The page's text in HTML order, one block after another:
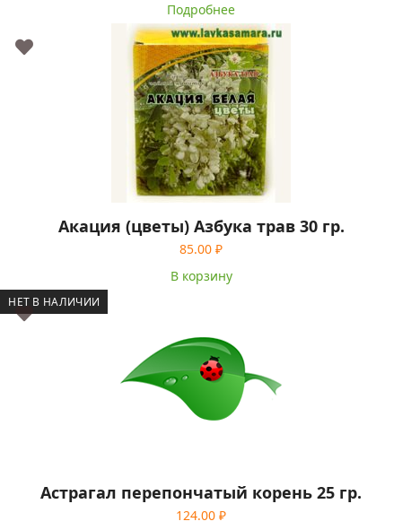
Подробнее
Акация (цветы) Азбука трав 30 гр.
85.00 ₽
В корзину
НЕТ В НАЛИЧИИ
Астрагал перепончатый корень 25 гр.
124.00 ₽